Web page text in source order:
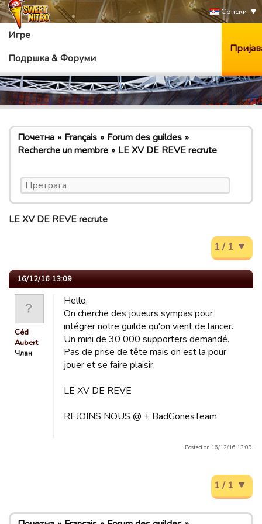
Српски
Игре
Подршка & Форуми
Почетна Français
Forum des guildes
Recherche un membre
LE XV DE REVE recrute
LE XV DE REVE recrute
1 / 1
16/12/16 13:09
Céd
Aubert
Члан
Hello,
On cherche des joueurs sympas pour
intégrer notre guilde qu'on vient de lancer.
Un mini de 30 000 supporters demandé.
Pas de prise de tête mais on est la pour
jouer et se faire plaisir.
LE XV DE REVE
REJOINS NOUS @ + BadGonesTeam
Posted on 16/12/16 13:09.
1 / 1